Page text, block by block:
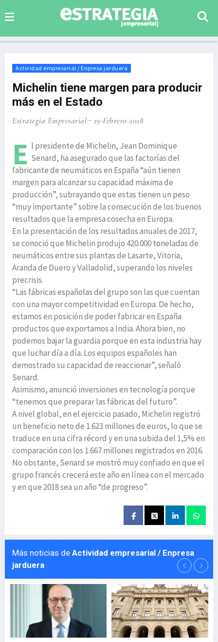
Actividad empresarial / Enpresa jarduera
Michelin tiene margen para producir
más en el Estado
Estrategia Empresarial 19-Febrero-2018
E l presidente de Michelin, Jean Dominique
Senard, ha asegurado que las factorías del
fabricante de neumáticos en España “aún tienen
margen para alcanzar su capacidad máxima de
producción”, subrayando que estas tienen un peso
“muy importante” sobre la consecución de los buenos
resultados que la empresa cosecha en Europa.
En la presentación de los resultados anuales de 2017,
se conoció que Michelin produjo 420.000 toneladas de
neumáticos entre sus plantas de Lasarte, Vitoria,
Aranda de Duero y Valladolid, superando los niveles
precrisis.
“Las fábricas españolas del grupo son las que cuentan
con una mayor competitividad en Europa. De hecho,
estamos en posición de poder fabricar en España
productos que exportamos a India. Ahora bien, no
podemos bajar la guardia porque en esta industria hay
que luchar día a día. Los equipos españoles han
demostrado su capacidad de reaccionar”, señaló
Senard.
Asimismo, anunció inversiones en tecnología porque
“tenemos que preparar las fábricas del futuro”.
A nivel global, en el ejercicio pasado, Michelin registró
un beneficio neto de 1.623 millones de euros, lo que se
traduce en una cifra récord y en una subida del 1,5% en
comparación con los 1.667 millones registrados en 2016.
No obstante, Senard se mostró muy confiado en que el
grupo francés crecerá este año en línea con el mercado
y en que 2018 sea un año “de progreso”.
Más noticias de Actividad empresarial / Enpresa
jarduera